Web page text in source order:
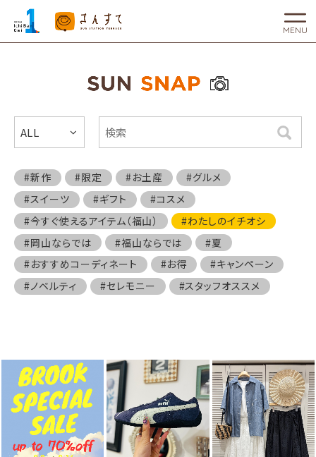
MENU
ALL 検索
#新作 #限定 #お土産
#グルメ
#スイーツ
#ギフト
#コスメ
#今すぐ使えるアイテム（福山）
#わたしのイチオシ
#岡山ならでは
#福山ならでは
#夏
#おすすめコーディネート
#お得
#キャンペーン
#ノベルティ
#セレモニー #スタッフオススメ